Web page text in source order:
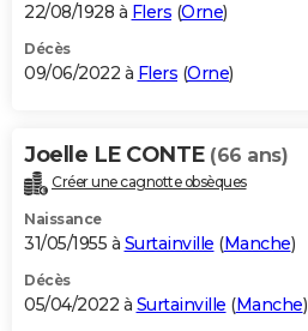
22/08/1928 à Flers (Orne)
Décès
09/06/2022 à Flers (Orne)
Joelle LE CONTE (66 ans)
Créer une cagnotte obsèques
Naissance
31/05/1955 à Surtainville (Manche)
Décès
05/04/2022 à Surtainville (Manche)